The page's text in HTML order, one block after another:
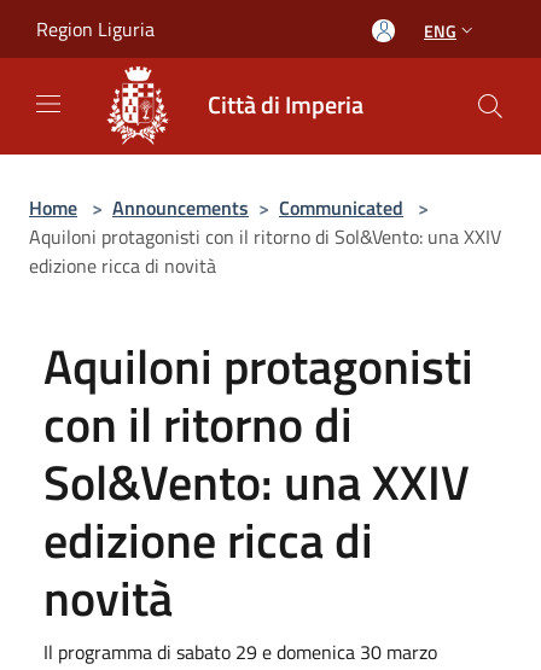
Region Liguria ENG
Città di Imperia
Home > Announcements > Communicated >
Aquiloni protagonisti con il ritorno di Sol&Vento: una XXIV
edizione ricca di novità
Aquiloni protagonisti
con il ritorno di
Sol&Vento: una XXIV
edizione ricca di
novità
Il programma di sabato 29 e domenica 30 marzo